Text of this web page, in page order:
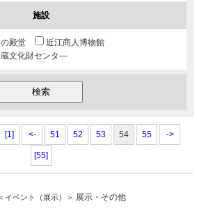
施設
殿堂
近江商人博物館
文化財センタ―
[1] <- 51 52 53 54 55 ->
[55]
＜イベント（展示）＞ 展示・その他